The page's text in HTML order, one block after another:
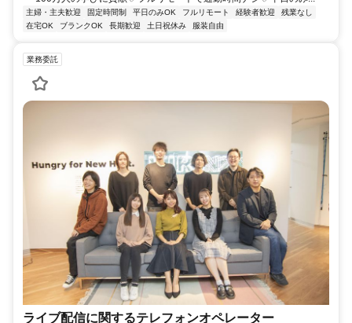
主婦・主夫歓迎 固定時間制 平日のみOK フルリモート 経験者歓迎
残業なし
在宅OK
ブランクOK 長期歓迎 土日祝休み 服装自由
業務委託
ライブ配信に関するテレフォンオペレーター